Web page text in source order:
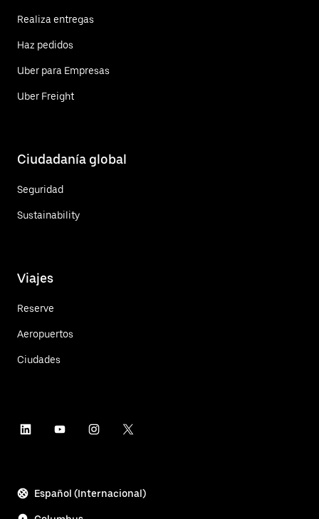
Realiza entregas
Haz pedidos
Uber para Empresas
Uber Freight
Ciudadanía global
Seguridad
Sustainability
Viajes
Reserve
Aeropuertos
Ciudades
Español (Internacional)